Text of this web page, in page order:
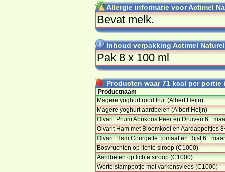
Allergie informatie voor Actimel
Be­vat melk.
Inhoud verpakking Actimel
Pak 8 x 100 ml
Producten waar 71 kcal per portie
Productnaam
Magere yoghurt rood fruit (Albert Heijn)
Magere yoghurt aardbeien (Albert Heijn)
Olvarit Pruim Abrikoos Peer en Druiven 6+
Olvarit Ham met Bloemkool en Aardappeltjes
Olvarit Ham Courgette Tomaat en Rijst 6+
Bosvruchten op lichte siroop (C1000)
Aardbeien op lichte siroop (C1000)
Wortelstamppotje met varkensvlees (C1000)